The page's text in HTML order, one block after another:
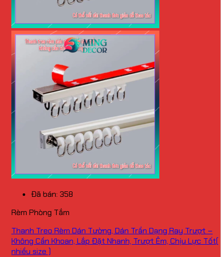
Đã bán: 358
Rèm Phòng Tắm
Thanh Treo Rèm Dán Tường, Dán Trần Dạng Ray Trượt –
Không Cần Khoan, Lắp Đặt Nhanh, Trượt Êm, Chịu Lực Tốt(
nhiều size )